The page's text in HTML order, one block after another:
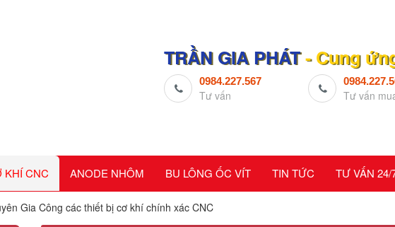
TRẦN GIA PHÁT- Cung
0984.227.567
Tư vấn Tư vấn
KHÍ CNC ANODE NHÔM BU LÔNG ỐC VÍT TIN TỨC TƯ VẤN 24/
Gia Công các thiết bị cơ khí chính xác CNC